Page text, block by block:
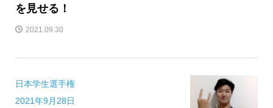
を見せる！
2021.09.30
日本学生選手権
2021年9月28日